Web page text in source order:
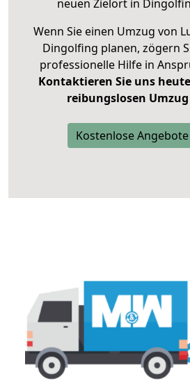
neuen Zielort in
Wenn Sie einen Umzug von
Dingolfing planen, zögern
professionelle Hilfe in
Kontaktieren Sie uns heute
reibungslosen Umzug
Kostenlose